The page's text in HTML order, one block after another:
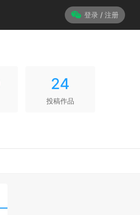
登录 / 注册
24
投稿作品